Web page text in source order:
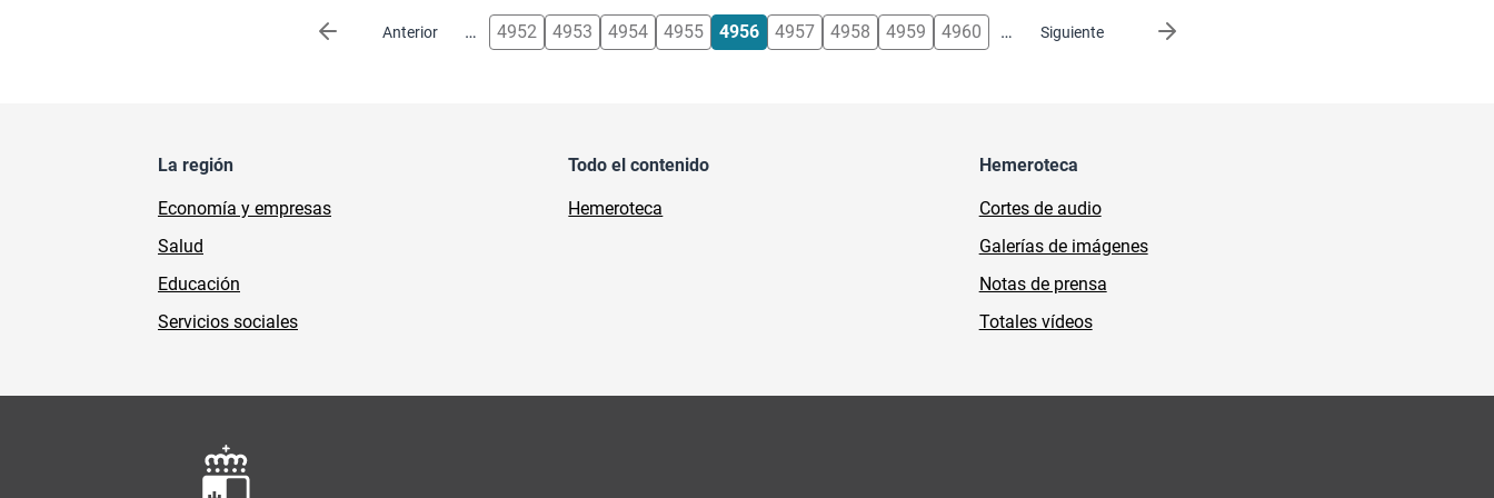
Anterior
Página anterior … 4952 4953 4954 4955 4956 4957 4958 4959 4960 … Siguiente
Siguiente página
La región
Economía y empresas
Salud
Educación
Servicios sociales
Todo el contenido
Hemeroteca
Hemeroteca
Cortes de audio
Galerías de imágenes
Notas de prensa
Totales vídeos